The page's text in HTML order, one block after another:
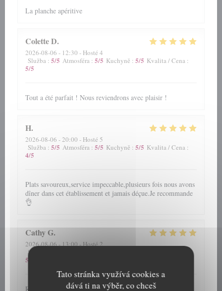
Tato stránka využívá cookies a
dává ti na výběr, co chceš
La planche apéritive
ColetteD
2026-08-06 - 12:30 - Hosté 4
Služba : 5/5 Atmosféra : 5/5 Kuchyně : 5/5 Kvalita / Cena :
5/5
Tout a été parfait ! Nous reviendrons avec plaisir !
H
2026-08-06 - 20:00 - Hosté 5
Služba : 5/5 Atmosféra : 5/5 Kuchyně : 5/5 Kvalita / Cena :
4/5
Plats savoureux,service impeccable,plusieurs fois nous avons
dîner dans cet établissement et jamais déçue.Je recommande
👌
CathyG
2026-08-06- 13:00 - Hosté 2
Služba
5
Repas et accueil toujours au top